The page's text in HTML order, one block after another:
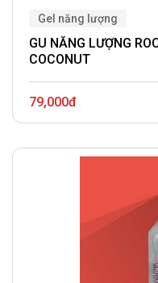
Gel năng lượng
GU NĂNG LƯỢNG
COCONUT
79,000đ